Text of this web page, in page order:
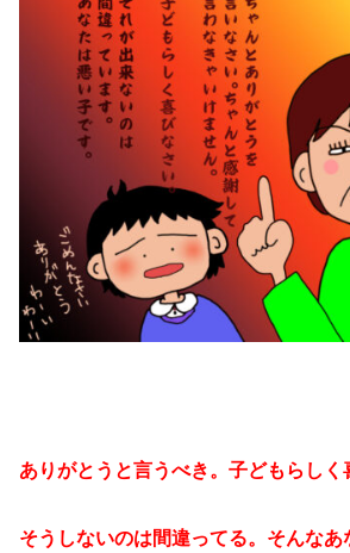
ありがとうと言うべき。子どもらしく
そうしないのは間違ってる。そんなあ